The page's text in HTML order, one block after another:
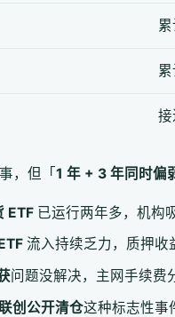
，但「 1 年 + 3 年同时偏
ETF已运行两年多，机构
流入持续乏力，质押收
问题没解决，主网手续费
创公开清仓这种标志性事